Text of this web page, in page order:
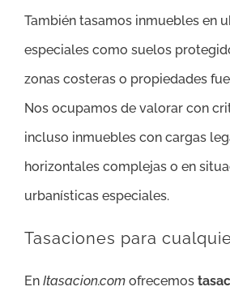
También tasamos inmuebles en
especiales como suelos
zonas costeras o propiedades
Nos ocupamos de valorar con
incluso inmuebles con cargas
horizontales complejas o en
urbanísticas especiales.
Tasaciones para
En Itasacion.com ofrecemos